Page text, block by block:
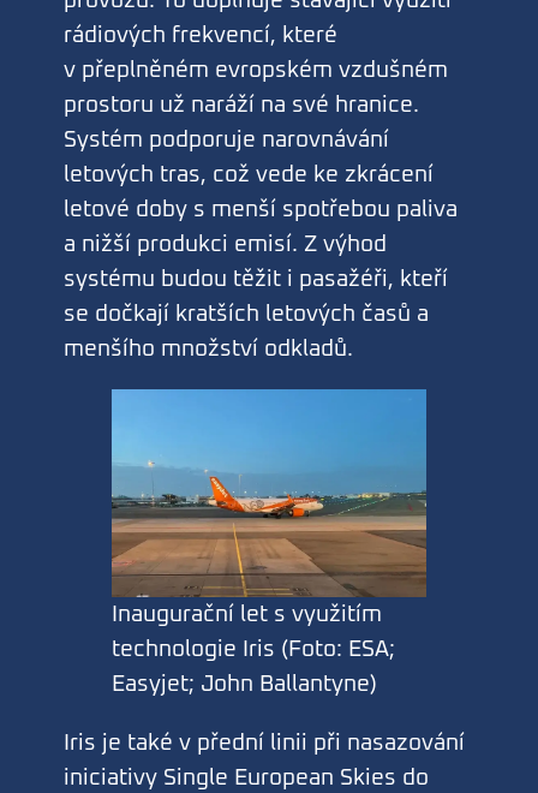
rádiových frekvencí, které
v přeplněném evropském vzdušném
prostoru už naráží na své hranice.
Systém podporuje narovnávání
letových tras, což vede ke zkrácení
letové doby s menší spotřebou paliva
a nižší produkci emisí. Z výhod
systému budou těžit i pasažéři, kteří
se dočkají kratších letových časů a
menšího množství odkladů.
Inaugurační let s využitím
technologie Iris (Foto: ESA;
Easyjet; John Ballantyne)
Iris je také v přední linii při nasazování
iniciativy Single European Skies do